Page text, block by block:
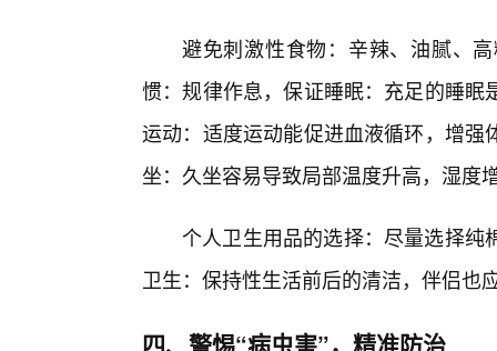
避免刺激性食物：辛辣、油腻、
惯：规律作息，保证睡眠：充足的睡
运动：适度运动能促进血液循环，增
坐：久坐容易导致局部温度升高，湿度
个人卫生用品的选择：尽量选择纯
卫生：保持性生活前后的清洁，伴侣也